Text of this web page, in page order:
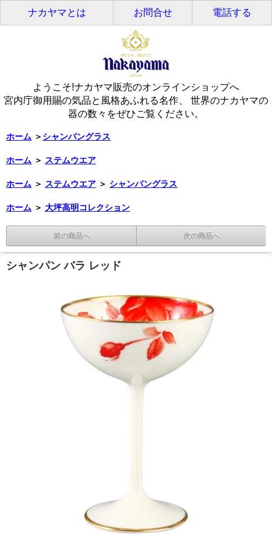
ナカヤマとは お問合せ 電話する
ようこそ!ナカヤマ販売のオンラインショップへ
宮内庁御用賜の気品と風格あふれる名作、 世界のナカヤマの
器の数々をぜひご覧ください。
ホーム ＞ シャンパングラス
ホーム ＞ ステムウエア
ホーム ＞ ステムウエア ＞ シャンパングラス
ホーム ＞ 大坪高明コレクション
前の商品へ 次の商品へ
シャンパン バラ レッド